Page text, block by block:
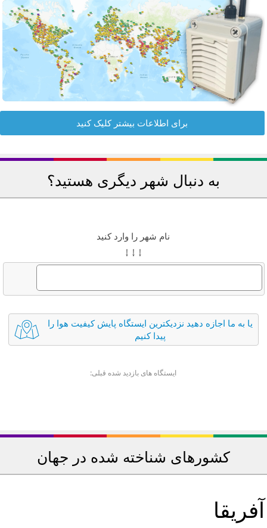
برای اطلاعات بیشتر کلیک کنید
به دنبال شهر دیگری هستید؟
نام شهر را وارد کنید
↓ ↓ ↓
یا به ما اجازه دهید نزدیکترین ایستگاه پایش کیفیت هوا را
پیدا کنیم
ایستگاه های بازدید شده قبلی:
کشورهای شناخته شده در جهان
آفریقا